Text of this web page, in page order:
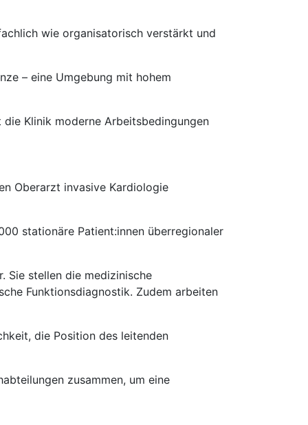
wie organisatorisch verstärkt und
– eine Umgebung mit hohem
Klinik moderne Arbeitsbedingungen
Oberarzt invasive Kardiologie
stationäre Patient:innen überregionaler
Sie stellen die medizinische
Funktionsdiagnostik. Zudem arbeiten
die Position des leitenden
zusammen, um eine